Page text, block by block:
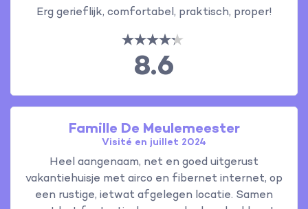
Erg gerieflijk, comfortabel, praktisch, proper!
8.6
Famille De Meulemeester
Visité en juillet 2024
Heel aangenaam, net en goed uitgerust
vakantiehuisje met airco en fibernet internet, op
een rustige, ietwat afgelegen locatie. Samen